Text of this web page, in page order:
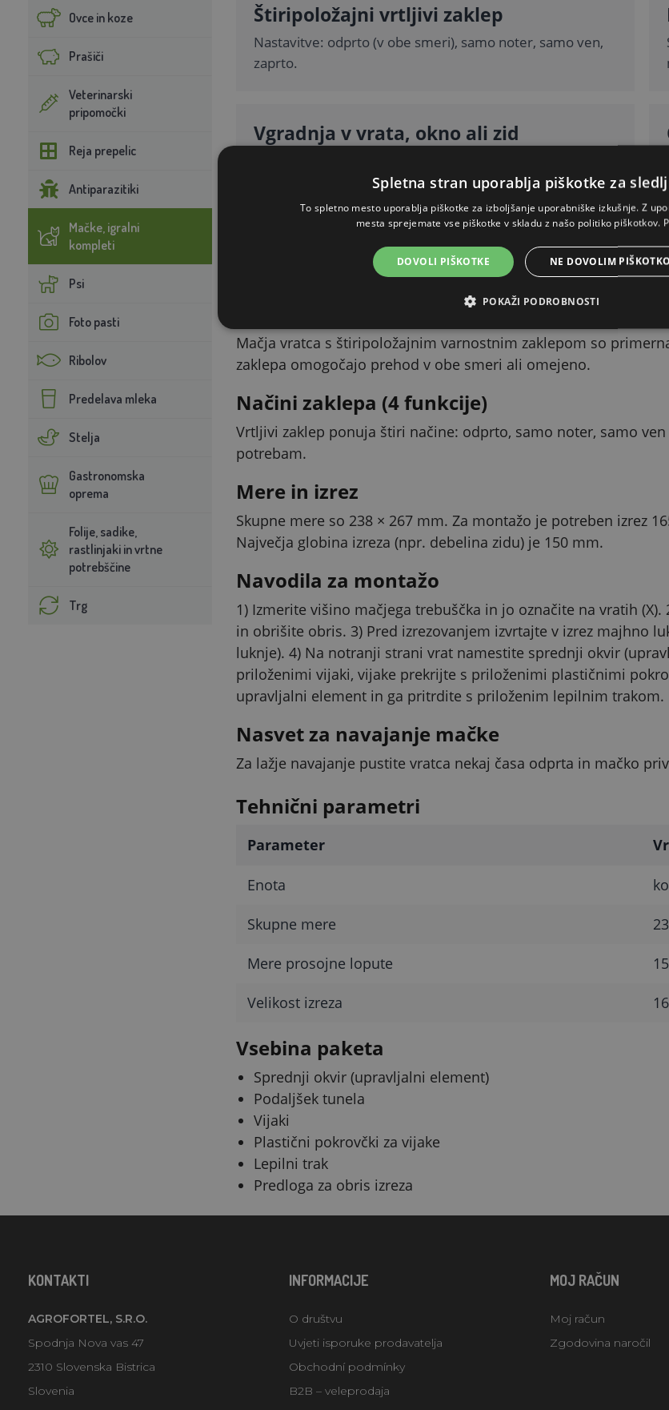
Ovce in koze
Prašiči
Veterinarski
pripomočki
Reja prepelic
Antiparazitiki
Mačke, igralni
kompleti
Psi
Foto pasti
Ribolov
Predelava mleka
Stelja
Gastronomska
oprema
Folije, sadike,
rastlinjaki in vrtne
potrebščine
Trg
Štiripoložajni vrtljivi zaklep
Nastavitve: odprto (v obe smeri), samo noter, samo ven,
zaprto.
Vgradnja v vrata, okno ali zid
izreza (npr. debelina zidu) je 150 mm.
PODROBEN
Skrij
Mačja vratca s štiripoložajnim varnostnim zaklepom so
zaklepa omogočajo prehod v obe smeri ali omejeno.
Načini zaklepa (4 funkcije)
Vrtljivi zaklep ponuja štiri načine: odprto, samo noter, samo
potrebam.
Mere in izrez
Skupne mere so 238 × 267 mm. Za montažo je potreben izrez
Največja globina izreza (npr. debelina zidu) je 150 mm.
Navodila za montažo
1) Izmerite višino mačjega trebuščka in jo označite na vratih
in obrišite obris. 3) Pred izrezovanjem izvrtajte v izrez majhno
luknje). 4) Na notranji strani vrat namestite sprednji okvir
priloženimi vijaki, vijake prekrijte s priloženimi plastičnimi
upravljalni element in ga pritrdite s priloženim lepilnim trakom.
Nasvet za navajanje mačke
Za lažje navajanje pustite vratca nekaj časa odprta in mačko
Tehnični parametri
Parameter
Enota
Skupne mere
Mere prosojne lopute
Velikost izreza
Vsebina paketa
Sprednji okvir (upravljalni element)
Podaljšek tunela
Vijaki
Plastični pokrovčki za vijake
Lepilni trak
Predloga za obris izreza
KONTAKTI
AGROFORTEL, S.R.O.
Spodnja Nova vas 47
2310 Slovenska Bistrica
Slovenia
INFORMACIJE
O društvu
Uvjeti isporuke prodavatelja
Obchodní podmínky
B2B – veleprodaja
MOJ RAČUN
Moj račun
Zgodovina naročil
Spletna stran uporablja piškotke za
To spletno mesto uporablja piškotke za izboljšanje uporabniške izkušnje. Z
mesta sprejemate vse piškotke v skladu z našo politiko piškotkov.
DOVOLI PIŠKOTKE NE DOVOLIM
POKAŽI PODROBNOSTI